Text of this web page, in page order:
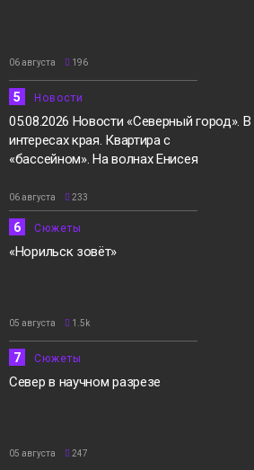
06 августа 196
5 Новости
05.08.2026 Новости «Северный город». В
интересах края. Квартира с
«бассейном». На волнах Енисея
06 августа 233
6 Сюжеты
«Норильск зовёт»
05 августа 1.5k
7 Сюжеты
Север в научном разрезе
05 августа 247